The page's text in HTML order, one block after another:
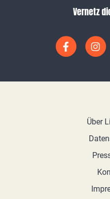
Vernetz
Über